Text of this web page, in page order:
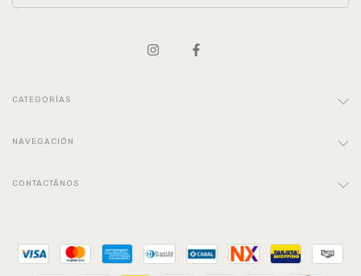
CATEGORÍAS
NAVEGACIÓN
CONTACTÁNOS